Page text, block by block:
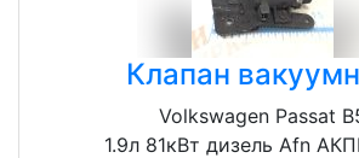
Клапан
Volkswagen Passat
1.9л 81кВт дизель Afn